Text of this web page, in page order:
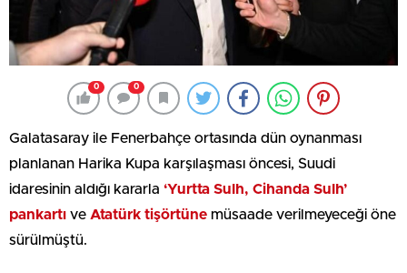
0 0
Galatasaray ile Fenerbahçe ortasında dün oynanması
planlanan Harika Kupa karşılaşması öncesi, Suudi
idaresinin aldığı kararla ‘Yurtta Sulh, Cihanda Sulh’
pankartı ve Atatürk tişörtüne müsaade verilmeyeceği öne
sürülmüştü.